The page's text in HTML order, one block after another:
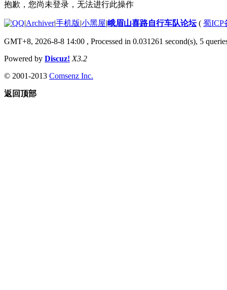
抱歉，您尚未登录，无法进行此操作
|Archiver|手机版|小黑屋|峨眉山喜路自行车队论坛( 蜀ICP
GMT+8, 2026-8-8 14:00 , Processed in 0.031261 second(s), 5
Powered by Discuz! X3.2
© 2001-2013 Comsenz Inc.
返回顶部